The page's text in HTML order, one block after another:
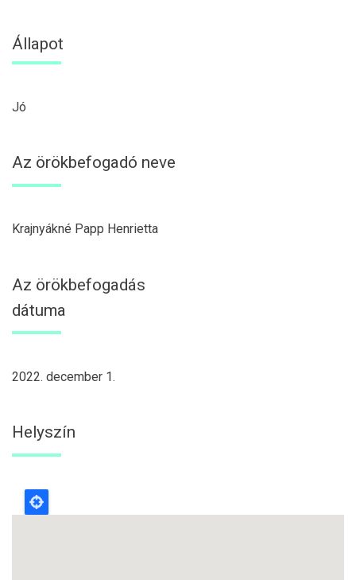
Állapot
Jó
Az örökbefogadó neve
Krajnyákné Papp Henrietta
Az örökbefogadás
dátuma
2022. december 1.
Helyszín